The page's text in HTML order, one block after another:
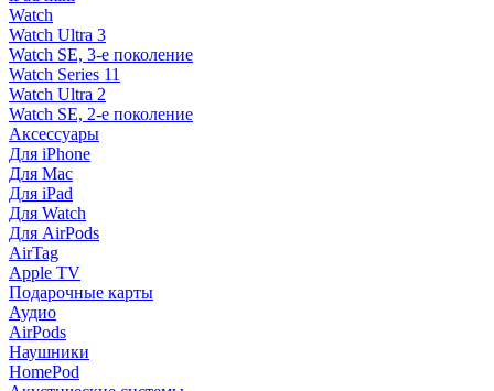
Watch
Watch Ultra 3
Watch SE, 3-е поколение
Watch Series 11
Watch Ultra 2
Watch SE, 2-е поколение
Аксессуары
Для iPhone
Для Mac
Для iPad
Для Watch
Для AirPods
AirTag
Apple TV
Подарочные карты
Аудио
AirPods
Наушники
HomePod